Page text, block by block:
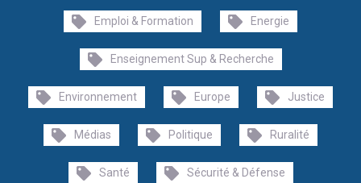
Emploi & Formation Energie
Enseignement Sup & Recherche
Environnement Europe Justice
Médias Politique Ruralité
Santé Sécurité & Défense